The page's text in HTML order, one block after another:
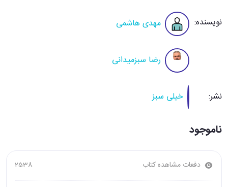
نویسنده: مهدی هاشمی
رضا سبزمیدانی
نشر: خیلی سبز
ناموجود
دفعات مشاهده کتاب 2538